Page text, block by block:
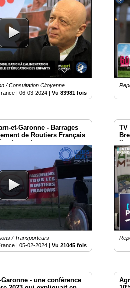
/ Consultation Citoyenne
|06-03-2024 |Vu 83981 fois
et-Garonne - Barrages
de Routiers Français
/ Transporteurs
|05-02-2024 |Vu 21045 fois
TV
- une conférence